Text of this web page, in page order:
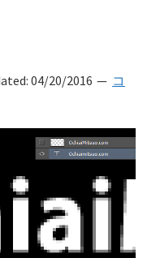
04/20/2016
コ